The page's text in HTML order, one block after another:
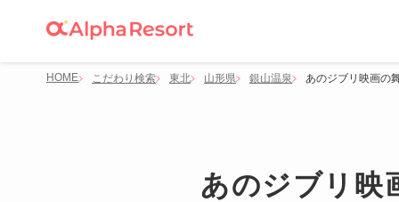
HOME こだわり検索 東北 山形県 銀山温泉 あのジブリ映画の
あのジブリ映